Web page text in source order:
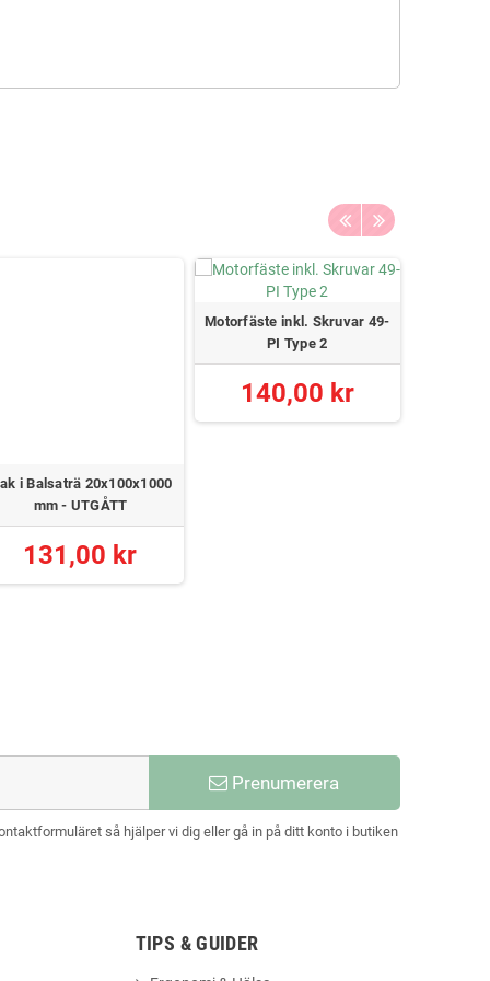
i Balsaträ 20x100x1000
mm - UTGÅTT
131,00 kr
Motorfäste inkl. Skruvar 49-
PI Type 2
140,00 kr
Prenumerera
så hjälper vi dig eller gå in på ditt konto i butiken
TIPS & GUIDER